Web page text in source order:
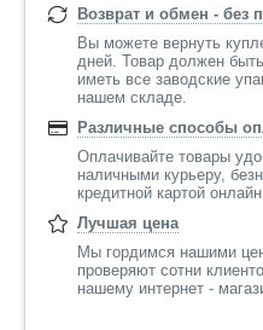
Возврат и обмен - без
Вы можете вернуть
дней. Товар должен
иметь все заводские
нашем складе.
Различные способы
Оплачивайте товары
наличными курьеру,
кредитной картой онлайн..
Лучшая цена
Мы гордимся нашими
проверяют сотни
нашему интернет -